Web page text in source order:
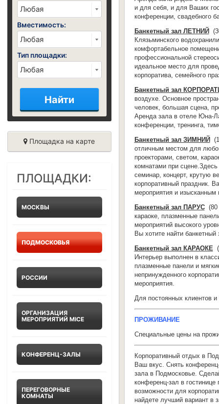
Вместимость:
Тип площадки:
Найти
Площадка на карте
ПЛОЩАДКИ:
МОСКВЫ
ПОДМОСКОВЬЯ
РОССИИ
ОРГАНИЗАЦИЯ
МЕРОПРИЯТИЙ MICE
КОНФЕРЕНЦ-ЗАЛЫ
ПЕРЕГОВОРНЫЕ
КОМНАТЫ
и для себя, и для Ваших
конференции, свадебного
Банкетный зал ЛЕТНИЙ (
Клязьминского
комфортабельное
профессиональной
идеальное место для
корпоратива, семейного
Банкетный зал
воздухе. Основное
человек, большая сцена,
Аренда зала в отеле Юна-
конференции, тренинга,
Банкетный зал ЗИМНИЙ (
отличным местом для
проекторами, светом,
комнатами при
семинар, концерт, крутую
корпоративный праздник.
мероприятия и
Банкетный зал ПАРУС (80
караоке, плазменные
мероприятий высокого
Вы хотите найти
Банкетный зал КАРАОКЕ (
Интерьер выполнен в
плазменные панели и
непринужденного
мероприятия.
Для постоянных клиентов
ПРОЖИВАНИЕ
Специальные цены на
Корпоративный отдых в
Ваш вкус. Снять
зала в Подмосковье.
конференц-зал в
возможности для
найдете лучший вариант в